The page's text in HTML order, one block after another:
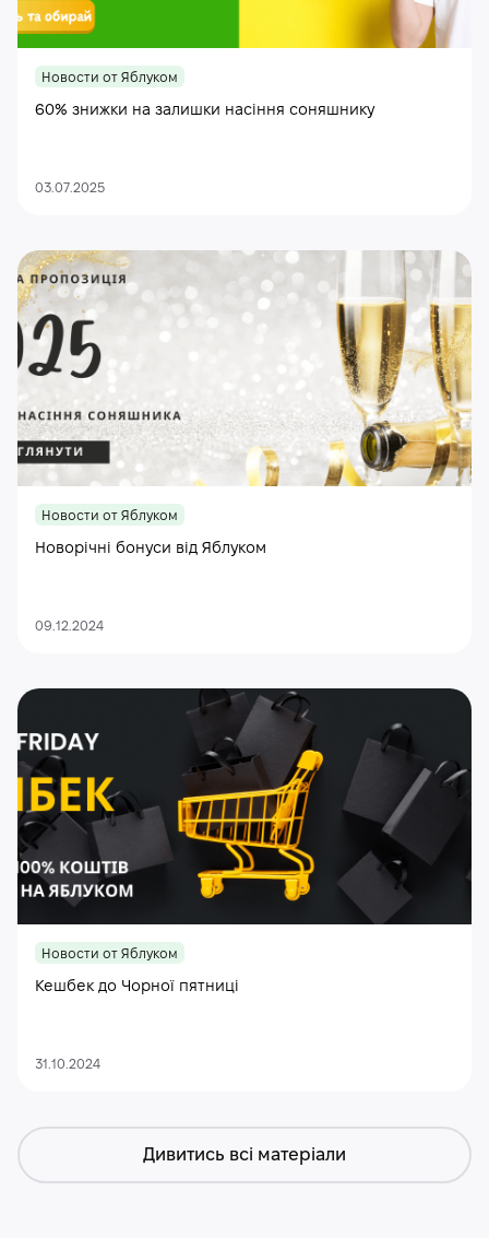
Новости от Яблуком
60% знижки на залишки насіння соняшнику
03.07.2025
Новости от Яблуком
Новорічні бонуси від Яблуком
09.12.2024
Новости от Яблуком
Кешбек до Чорної пятниці
31.10.2024
Дивитись всі матеріали